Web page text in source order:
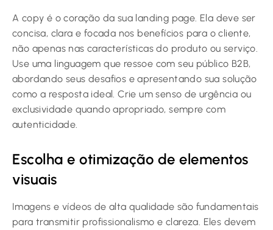
A copy é o coração da sua landing page. Ela deve ser
concisa, clara e focada nos benefícios para o cliente,
não apenas nas características do produto ou serviço.
Use uma linguagem que ressoe com seu público B2B,
abordando seus desafios e apresentando sua solução
como a resposta ideal. Crie um senso de urgência ou
exclusividade quando apropriado, sempre com
autenticidade.
Escolha e otimização de elementos
visuais
Imagens e vídeos de alta qualidade são fundamentais
para transmitir profissionalismo e clareza. Eles devem